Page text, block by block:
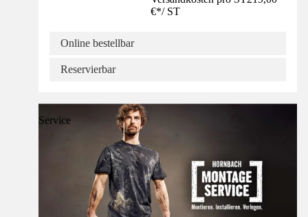
€*/ ST
Online bestellbar
Reservierbar
Service